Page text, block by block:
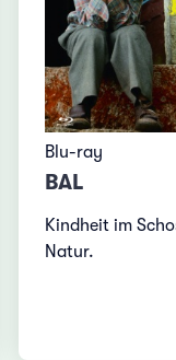
Blu-ray
BAL
Kindheit im
Natur.